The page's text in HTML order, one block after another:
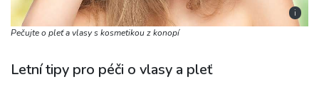
i
Pečujte o pleť a vlasy s kosmetikou z konopí
Letní tipy pro péči o vlasy a pleť